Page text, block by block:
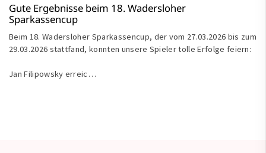
Gute Ergebnisse beim 18. Wadersloher
Sparkassencup
Beim 18. Wadersloher Sparkassencup, der vom 27.03.2026 bis zum
29.03.2026 stattfand, konnten unsere Spieler tolle Erfolge feiern:
Jan Filipowsky erreic…